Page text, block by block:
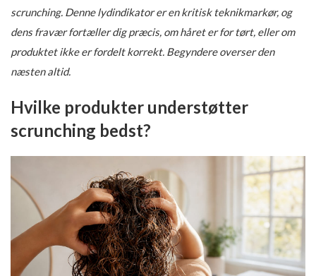
scrunching. Denne lydindikator er en kritisk teknikmarkør, og
dens fravær fortæller dig præcis, om håret er for tørt, eller om
produktet ikke er fordelt korrekt. Begyndere overser den
næsten altid.
Hvilke produkter understøtter
scrunching bedst?